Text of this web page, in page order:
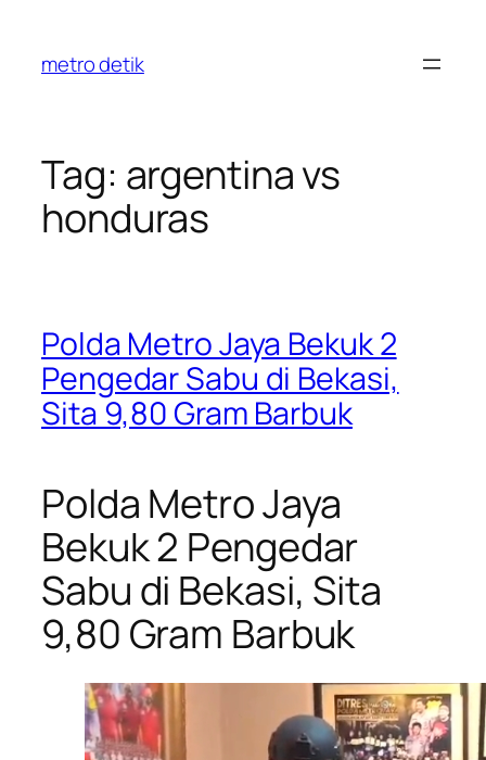
content
metro detik
Tag: argentina vs
honduras
Polda Metro Jaya Bekuk 2
Pengedar Sabu di Bekasi,
Sita 9,80 Gram Barbuk
Polda Metro Jaya
Bekuk 2 Pengedar
Sabu di Bekasi, Sita
9,80 Gram Barbuk